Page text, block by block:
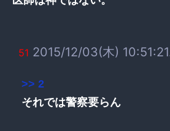
51 2015/12/03(木)
>> 2
それでは警察要らん